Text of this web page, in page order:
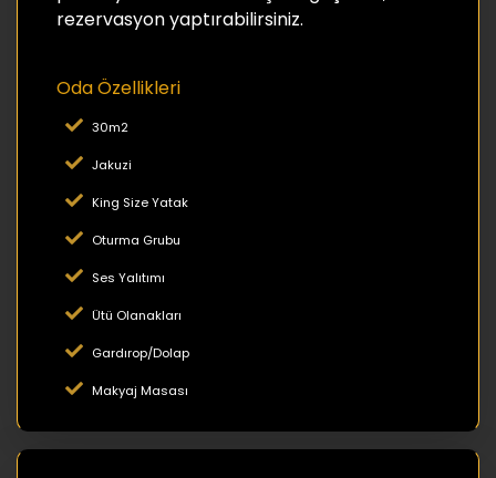
rezervasyon yaptırabilirsiniz.
Oda Özellikleri
30m2
Jakuzi
King Size Yatak
Oturma Grubu
Ses Yalıtımı
Ütü Olanakları
Gardırop/Dolap
Makyaj Masası